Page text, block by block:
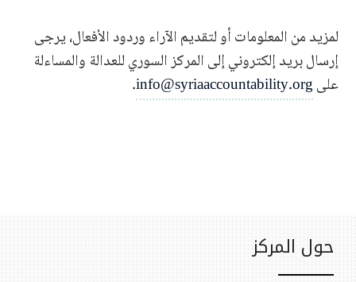
لمزيد من المعلومات أو لتقديم الآراء وردود الأفعال، يرجى
إرسال بريد إلكتروني إلى المركز السوري للعدالة والمساءلة
علىinfo@syriaaccountability.org
.
حول المركز